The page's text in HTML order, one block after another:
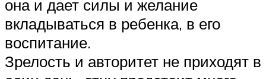
она и дает силы и желание
вкладываться в ребенка, в его
воспитание.
Зрелость и авторитет не приходят в